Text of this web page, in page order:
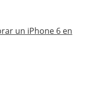
un iPhone 6 en